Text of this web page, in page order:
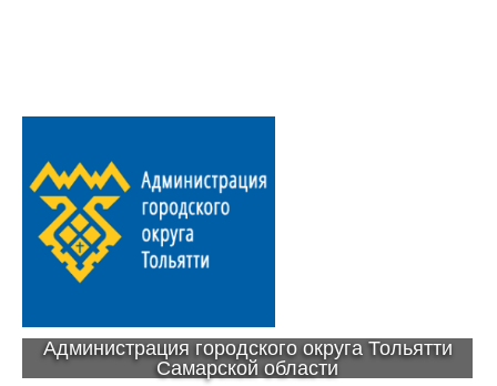
Администрация городского округа Тольятти
Самарской области